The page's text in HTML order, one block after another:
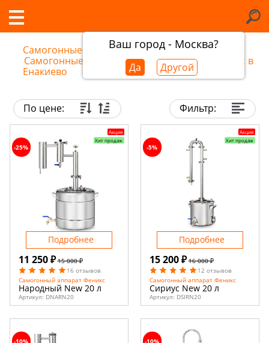
Ваш город - Москва?
Да Другой
Самогонные аппараты в Енакиево /
Самогонные аппараты и дистилляторы Феникс в
Енакиево
По цене: Фильтр:
Акция
Хит продаж
11 250 ₽ 15 000 ₽
16 отзывов
Самогонный аппарат Феникс
Народный New 20 л
Артикул: DNARN20
-25%
Подробнее
Акция
Хит продаж
15 200 ₽ 16 000 ₽
12 отзывов
Самогонный аппарат Феникс
Сириус New 20 л
Артикул: DSIRN20
-5%
Подробнее
-10% -10%